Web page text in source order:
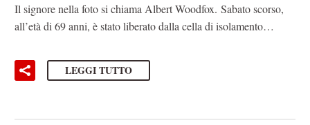
Il signore nella foto si chiama Albert Woodfox. Sabato scorso,
all’età di 69 anni, è stato liberato dalla cella di isolamento…
LEGGI TUTTO